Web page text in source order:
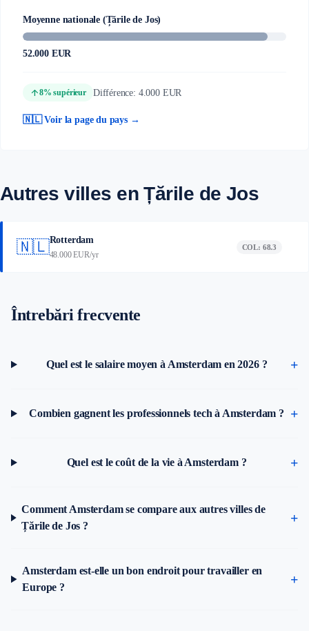
Moyenne nationale (Țările de Jos)
52.000 EUR
arrow_upward8% supérieur Différence: 4.000 EUR
🇳🇱 Voir la page du pays →
Autres villes en Țările de Jos
🇳🇱Rotterdam
48.000 EUR/yr
COL: 68.3
Întrebări frecvente
Quel est le salaire moyen à Amsterdam en 2026 ?
Combien gagnent les professionnels tech à Amsterdam ?
Quel est le coût de la vie à Amsterdam ?
Comment Amsterdam se compare aux autres villes de
Țările de Jos ?
Amsterdam est-elle un bon endroit pour travailler en
Europe ?